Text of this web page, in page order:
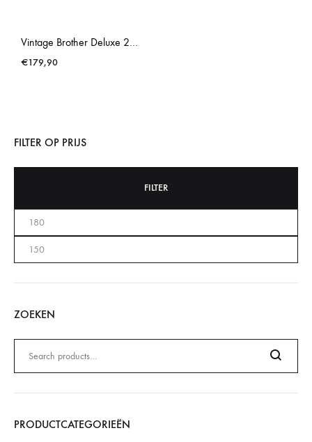
Vintage Brother Deluxe 220 Olive Typewriter
€179,90
FILTER OP PRIJS
FILTER
ZOEKEN
naar:
Search
PRODUCTCATEGORIEËN